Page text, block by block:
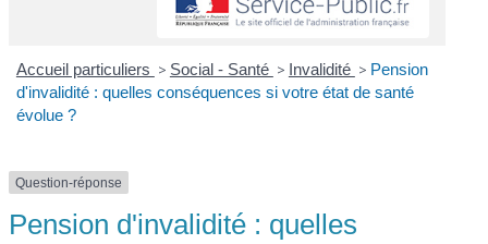
Accueil particuliers > Social - Santé > Invalidité > Pension
d'invalidité : quelles conséquences si votre état de santé
évolue ?
Question-réponse
Pension d'invalidité : quelles